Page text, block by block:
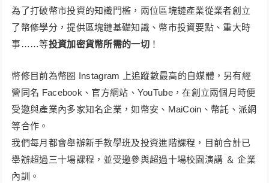
為了打破幣市投資的知識門檻，兩位區塊鏈產業從業者創立
了幣修學分，提供區塊鏈基礎知識、幣市投資要點、重大時
事……等投資加密貨幣所需的一切 ！​
幣修目前為幣圈 Instagram 上追蹤數最高的自媒體，另有經
營同名 Facebook、官方網站、YouTube，在創立兩個月時便
受邀與產業內多家知名企業，如幣安、MaiCoin、幣託、派網
等合作。
我們每月都會舉辦新手教學班及投資進階課程，目前合計已
舉辦超過三十場課程，並受邀參與超過十場校園演講 ＆ 企業
內訓。